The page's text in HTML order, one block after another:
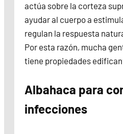
actúa sobre la corteza
ayudar al cuerpo a
regulan la respuesta
Por esta razón, mucha
tiene propiedades
Albahaca para
infecciones